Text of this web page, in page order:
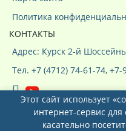
Политика
КОНТАКТЫ
Адрес: Курск 2-й
Тел. +7 (4712) 74-61-74,
Этот сайт использует
интернет-сервис
касательно